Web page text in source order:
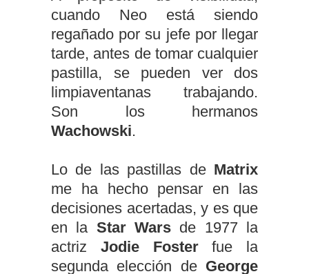
cuando Neo está siendo
regañado por su jefe por llegar
tarde, antes de tomar cualquier
pastilla, se pueden ver dos
limpiaventanas trabajando.
Son los hermanos
Wachowski.
Lo de las pastillas de Matrix
me ha hecho pensar en las
decisiones acertadas, y es que
en la Star Wars de 1977 la
actriz Jodie Fosterfue la
segunda elección de George